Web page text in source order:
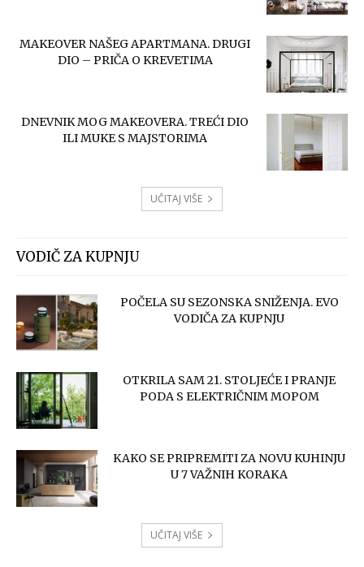
MAKEOVER NAŠEG APARTMANA. DRUGI
DIO – PRIČA O KREVETIMA
DNEVNIK MOG MAKEOVERA. TREĆI DIO
ILI MUKE S MAJSTORIMA
UČITAJ VIŠE
VODIČ ZA KUPNJU
POČELA SU SEZONSKA SNIŽENJA. EVO
VODIČA ZA KUPNJU
OTKRILA SAM 21. STOLJEĆE I PRANJE
PODA S ELEKTRIČNIM MOPOM
KAKO SE PRIPREMITI ZA NOVU KUHINJU
U 7 VAŽNIH KORAKA
UČITAJ VIŠE